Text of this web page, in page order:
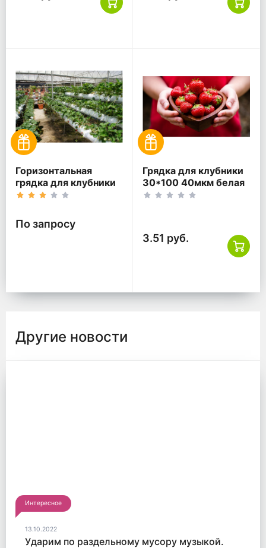
Горизонтальная
грядка для клубники
ПВД по Вашему
По запросу
Грядка для клубники
30*100 40мкм белая
ПВД
3.51 руб.
Другие новости
Интересное
13.10.2022
Ударим по раздельному мусору музыкой.